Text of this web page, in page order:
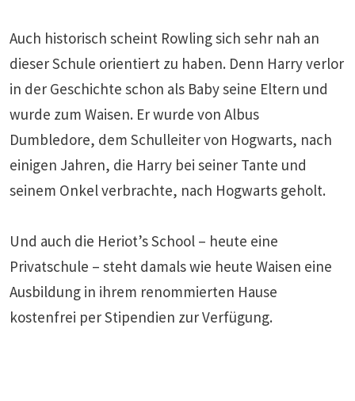
Auch historisch scheint Rowling sich sehr nah an
dieser Schule orientiert zu haben. Denn Harry verlor
in der Geschichte schon als Baby seine Eltern und
wurde zum Waisen. Er wurde von Albus
Dumbledore, dem Schulleiter von Hogwarts, nach
einigen Jahren, die Harry bei seiner Tante und
seinem Onkel verbrachte, nach Hogwarts geholt.
Und auch die Heriot’s School – heute eine
Privatschule – steht damals wie heute Waisen eine
Ausbildung in ihrem renommierten Hause
kostenfrei per Stipendien zur Verfügung.